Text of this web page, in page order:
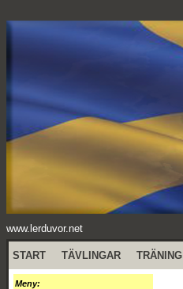
www.lerduvor.net
START TÄVLINGAR TRÄNING
Meny: